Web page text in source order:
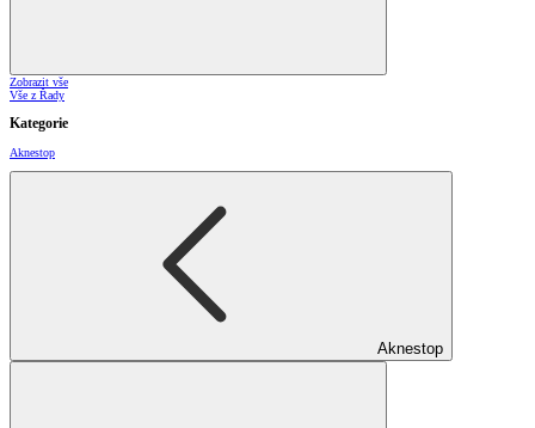
Zobrazit vše
Vše z Řady
Kategorie
Aknestop
Aknestop